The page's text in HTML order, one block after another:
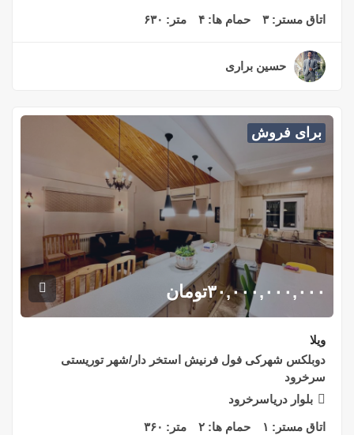
اتاق مستر:۳ حمام ها: ۴ متر: ۶۳۰
حسین براری
برای فروش
۳۰,۰۰۰,۰۰۰,۰۰۰تومان
ویلا
دوبلکس شهرکی فول فرنیش استخر دار/شهر توریستی
سرخرود
بلوار دریاسرخرود
اتاق مستر: ۱ حمام ها: ۲ متر: ۳۶۰